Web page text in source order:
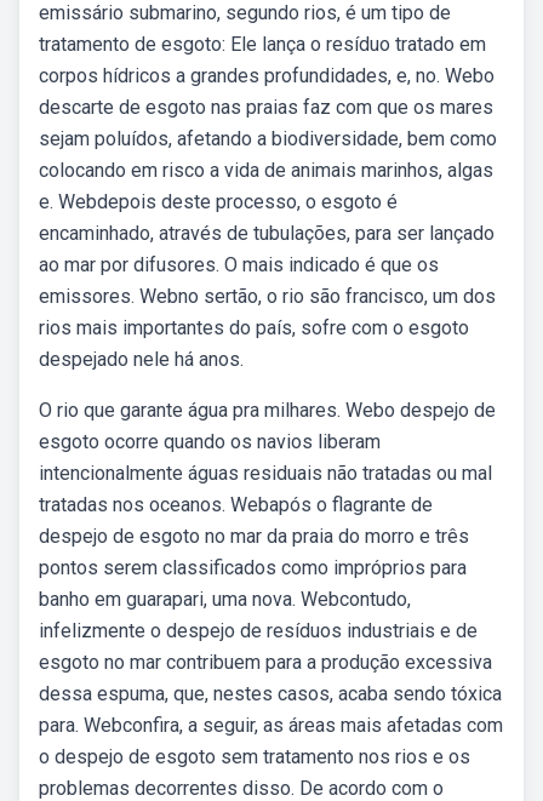
emissário submarino, segundo rios, é um tipo de
tratamento de esgoto: Ele lança o resíduo tratado em
corpos hídricos a grandes profundidades, e, no. Webo
descarte de esgoto nas praias faz com que os mares
sejam poluídos, afetando a biodiversidade, bem como
colocando em risco a vida de animais marinhos, algas
e. Webdepois deste processo, o esgoto é
encaminhado, através de tubulações, para ser lançado
ao mar por difusores. O mais indicado é que os
emissores. Webno sertão, o rio são francisco, um dos
rios mais importantes do país, sofre com o esgoto
despejado nele há anos.
O rio que garante água pra milhares. Webo despejo de
esgoto ocorre quando os navios liberam
intencionalmente águas residuais não tratadas ou mal
tratadas nos oceanos. Webapós o flagrante de
despejo de esgoto no mar da praia do morro e três
pontos serem classificados como impróprios para
banho em guarapari, uma nova. Webcontudo,
infelizmente o despejo de resíduos industriais e de
esgoto no mar contribuem para a produção excessiva
dessa espuma, que, nestes casos, acaba sendo tóxica
para. Webconfira, a seguir, as áreas mais afetadas com
o despejo de esgoto sem tratamento nos rios e os
problemas decorrentes disso. De acordo com o